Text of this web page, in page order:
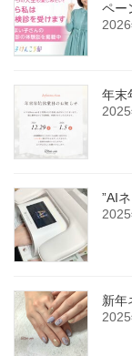
ペー
年末
”AI
新年